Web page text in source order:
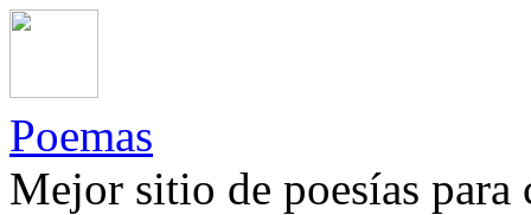
Poemas
Mejor sitio de poesías